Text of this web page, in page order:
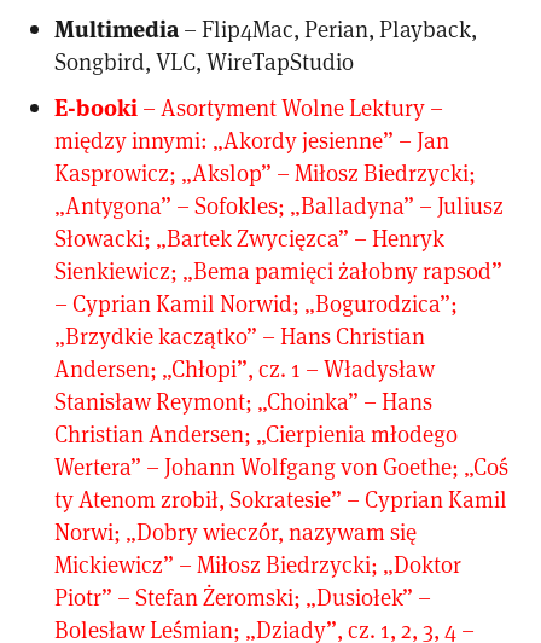
Multimedia – Flip4Mac, Perian, Playback,
Songbird, VLC, WireTapStudio
E-booki – Asortyment Wolne Lektury –
między innymi: „Akordy jesienne” – Jan
Kasprowicz; „Akslop” – Miłosz Biedrzycki;
„Antygona” – Sofokles; „Balladyna” – Juliusz
Słowacki; „Bartek Zwycięzca” – Henryk
Sienkiewicz; „Bema pamięci żałobny rapsod”
– Cyprian Kamil Norwid; „Bogurodzica”;
„Brzydkie kaczątko” – Hans Christian
Andersen; „Chłopi”, cz. 1 – Władysław
Stanisław Reymont; „Choinka” – Hans
Christian Andersen; „Cierpienia młodego
Wertera” – Johann Wolfgang von Goethe; „Coś
ty Atenom zrobił, Sokratesie” – Cyprian Kamil
Norwi; „Dobry wieczór, nazywam się
Mickiewicz” – Miłosz Biedrzycki; „Doktor
Piotr” – Stefan Żeromski; „Dusiołek” –
Bolesław Leśmian; „Dziady”, cz. 1, 2, 3, 4 –